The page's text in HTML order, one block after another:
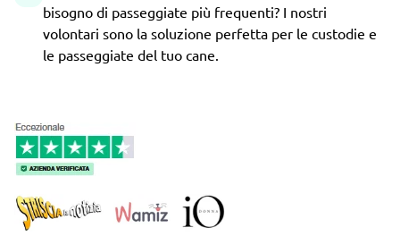
bisogno di passeggiate più frequenti? I nostri
volontari sono la soluzione perfetta per le custodie e
le passeggiate del tuo cane.